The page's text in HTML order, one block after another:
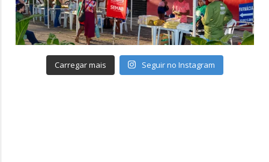
Carregar mais Seguir no Instagram